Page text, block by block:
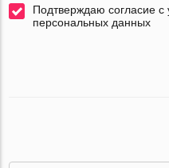
Подтверждаю согласие с
персональных данных